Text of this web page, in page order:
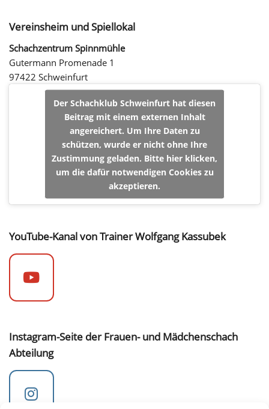
Vereinsheim und Spiellokal
Schachzentrum Spinnmühle
Gutermann Promenade 1
97422 Schweinfurt
Der Schachklub Schweinfurt hat diesen
Beitrag mit einem externen Inhalt
angereichert. Um Ihre Daten zu
schützen, wurde er nicht ohne Ihre
Zustimmung geladen. Bitte hier klicken,
um die dafür notwendigen Cookies zu
akzeptieren.
YouTube-Kanal von Trainer Wolfgang Kassubek
Instagram-Seite der Frauen- und Mädchenschach
Abteilung